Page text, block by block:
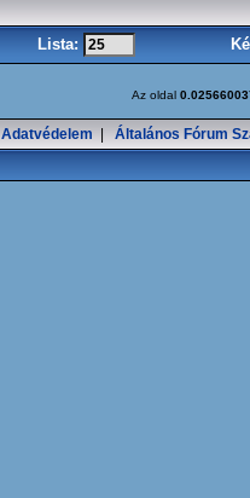
Lista:
Az oldal
Adatvédelem Általános Fórum